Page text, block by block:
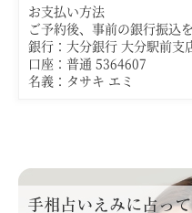
お支払い方法
ご予約後、 事前の銀行振込
銀行：大分銀行 大分駅前支
口座：普通 5364607
名義：タサキ エミ